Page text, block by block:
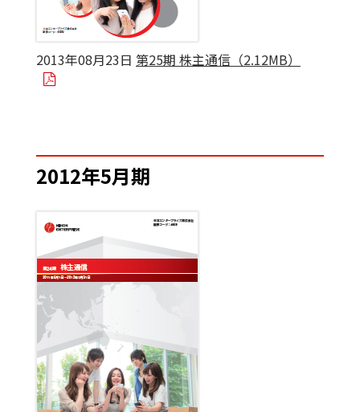
2013年08月23日 第25期 株主通信（2.12MB）
2012年5月期